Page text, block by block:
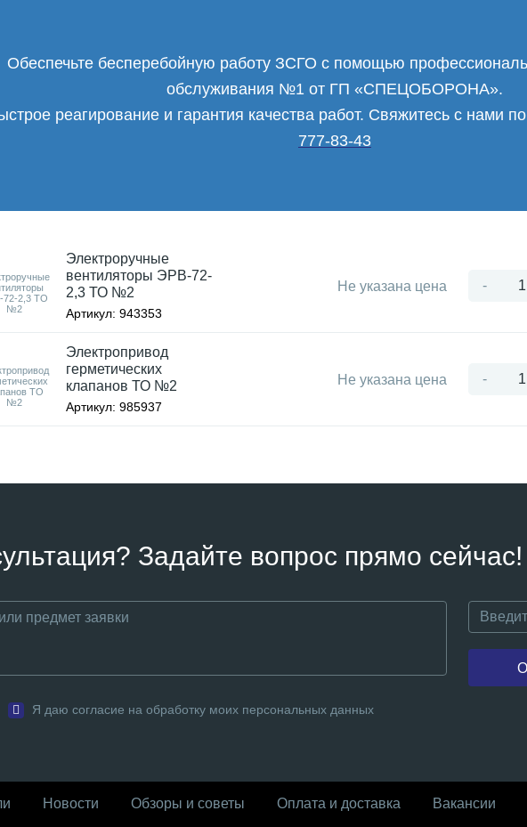
Обеспечьте бесперебойную работу ЗСГО с помощью
обслуживания №1 от ГП «СПЕЦОБОРОНА».
реагирование и гарантия качества работ. Свяжитесь с нами
777-83-43
Электроручные
вентиляторы ЭРВ-72-
2,3 ТО №2
Артикул: 943353
Не указана цена -
Электропривод
герметических
клапанов ТО №2
Артикул: 985937
Не указана цена -
Задайте вопрос прямо сейчас!
Я даю согласие на обработку моих персональных данных
Новости Обзоры и советы Оплата и доставка Вакансии